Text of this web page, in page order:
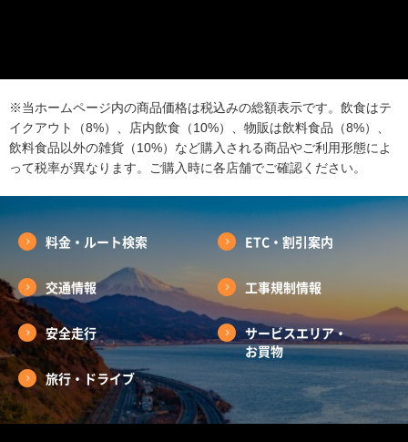
※当ホームページ内の商品価格は税込みの総額表示です。飲食はテ
イクアウト（8%）、店内飲食（10%）、物販は飲料食品（8%）、
飲料食品以外の雑貨（10%）など購入される商品やご利用形態によ
って税率が異なります。ご購入時に各店舗でご確認ください。
料金・ルート検索 ETC・割引案内
交通情報 工事規制情報
安全走行
サービスエリア・
お買物
旅行・ドライブ